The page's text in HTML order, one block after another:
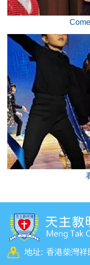
地址: 香港柴灣祥